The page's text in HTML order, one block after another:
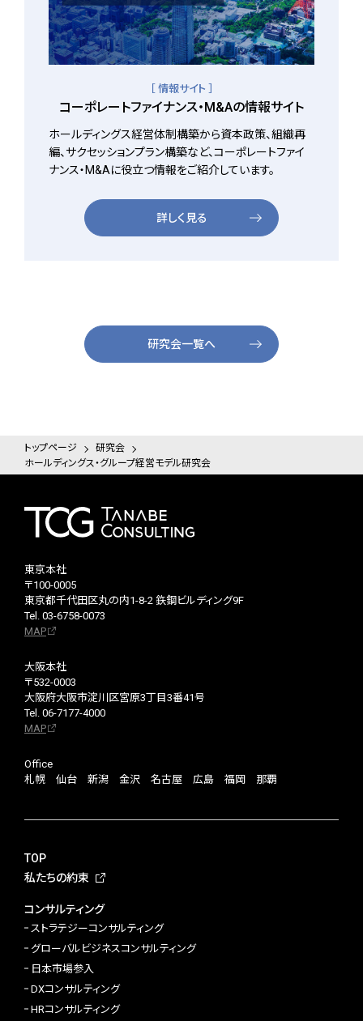
［ 情報サイト ］
コーポレートファイナンス・M&Aの情報サイト
ホールディングス経営体制構築から資本政策、組織再
編、サクセッションプラン構築など、コーポレートファイ
ナンス・M&Aに役立つ情報をご紹介しています。
詳しく見る
研究会一覧へ
トップページ
研究会
ホールディングス・グループ経営モデル研究会
東京本社
〒100-0005
東京都千代田区丸の内1-8-2 鉃鋼ビルディング9F
Tel. 03-6758-0073
MAP
大阪本社
〒532-0003
大阪府大阪市淀川区宮原3丁目3番41号
Tel. 06-7177-4000
MAP
Office
札幌 仙台 新潟 金沢 名古屋 広島 福岡 那覇
TOP
私たちの約束
コンサルティング
ストラテジーコンサルティング
グローバルビジネスコンサルティング
日本市場参入
DXコンサルティング
HRコンサルティング